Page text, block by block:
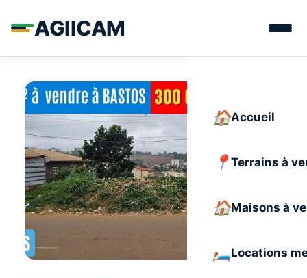
AGIICAM
Accueil
Terrains à
Maisons à
Locations